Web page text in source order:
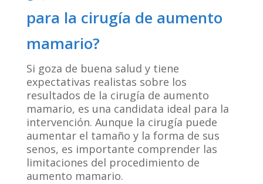
para la cirugía de aumento
mamario?
Si goza de buena salud y tiene
expectativas realistas sobre los
resultados de la cirugía de aumento
mamario, es una candidata ideal para la
intervención. Aunque la cirugía puede
aumentar el tamaño y la forma de sus
senos, es importante comprender las
limitaciones del procedimiento de
aumento mamario.